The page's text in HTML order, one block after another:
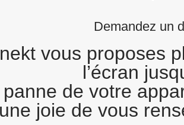
Demandez un
vous proposes
l’écran
de votre
joie de vous